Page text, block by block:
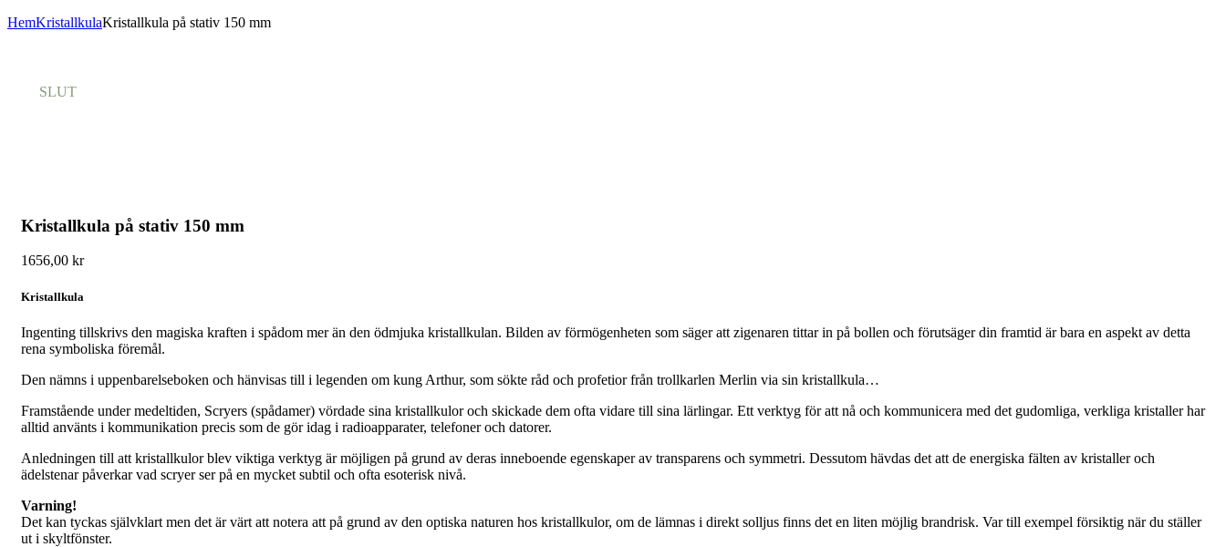
HemKristallkulaKristallkula på stativ 150 mm
SLUT
Kristallkula på stativ 150 mm
1656,00 kr
Kristallkula
Ingenting tillskrivs den magiska kraften i spådom mer än den ödmjuka kristallkulan. Bilden av förmögenheten som säger att zigenaren tittar in på bollen och förutsäger din framtid är bara en aspekt av detta
rena symboliska föremål.
Den nämns i uppenbarelseboken och hänvisas till i legenden om kung Arthur, som sökte råd och profetior från trollkarlen Merlin via sin kristallkula…
Framstående under medeltiden, Scryers (spådamer) vördade sina kristallkulor och skickade dem ofta vidare till sina lärlingar. Ett verktyg för att nå och kommunicera med det gudomliga, verkliga kristaller har
alltid använts i kommunikation precis som de gör idag i radioapparater, telefoner och datorer.
Anledningen till att kristallkulor blev viktiga verktyg är möjligen på grund av deras inneboende egenskaper av transparens och symmetri. Dessutom hävdas det att de energiska fälten av kristaller och
ädelstenar påverkar vad scryer ser på en mycket subtil och ofta esoterisk nivå.
Varning!
Det kan tyckas självklart men det är värt att notera att på grund av den optiska naturen hos kristallkulor, om de lämnas i direkt solljus finns det en liten möjlig brandrisk. Var till exempel försiktig när du ställer
ut i skyltfönster.